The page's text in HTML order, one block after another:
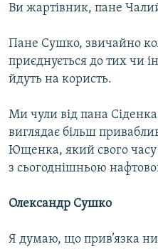
Ви жартівник, пане
Пане Сушко, звичайно
приєднується до тих чи
йдуть на користь.
Ми чули від пана
виглядає більш
Ющенка, який свого часу
з сьогоднішньою
Олександр Сушко
Я думаю, що прив’язка